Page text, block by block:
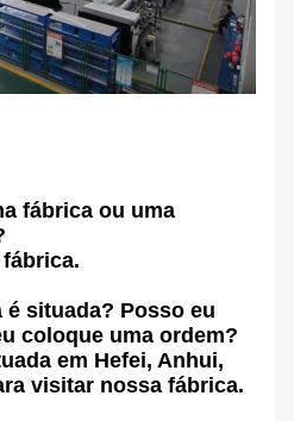
fábrica ou uma
situada? Posso eu
coloque uma ordem?
em Hefei, Anhui,
visitar nossa fábrica.